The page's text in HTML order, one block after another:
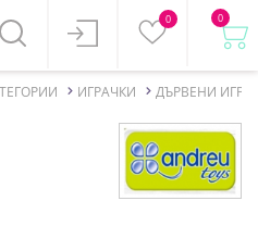
0 0
ИГРАЧКИ ДЪРВЕНИ